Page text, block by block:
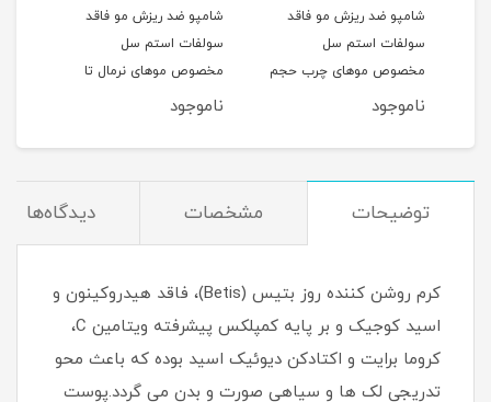
شامپو ضد ریزش مو فاقد
سولفات استم سل
مخصوص موهای چرب حجم
250ML
ناموجود
شامپو ضد ریزش مو فاقد
سولفات استم سل
مخصوص موهای نرمال تا
خشک حجم 250ML
ناموجود
توضیحات مشخصات دیدگاه‌ها
کرم روشن کننده روز بتیس (Betis)، فاقد هیدروکینون و
اسید کوجیک و بر پایه کمپلکس پیشرفته ویتامین C،
کروما برایت و اکتادکن دیوئیک اسید بوده که باعث محو
تدریجی لک ها و سیاهی صورت و بدن می گردد.پوست